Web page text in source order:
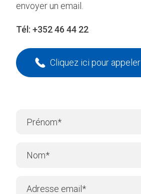
envoyer un email.
Tél: +352 46 44 22
Cliquez ici pour appeler